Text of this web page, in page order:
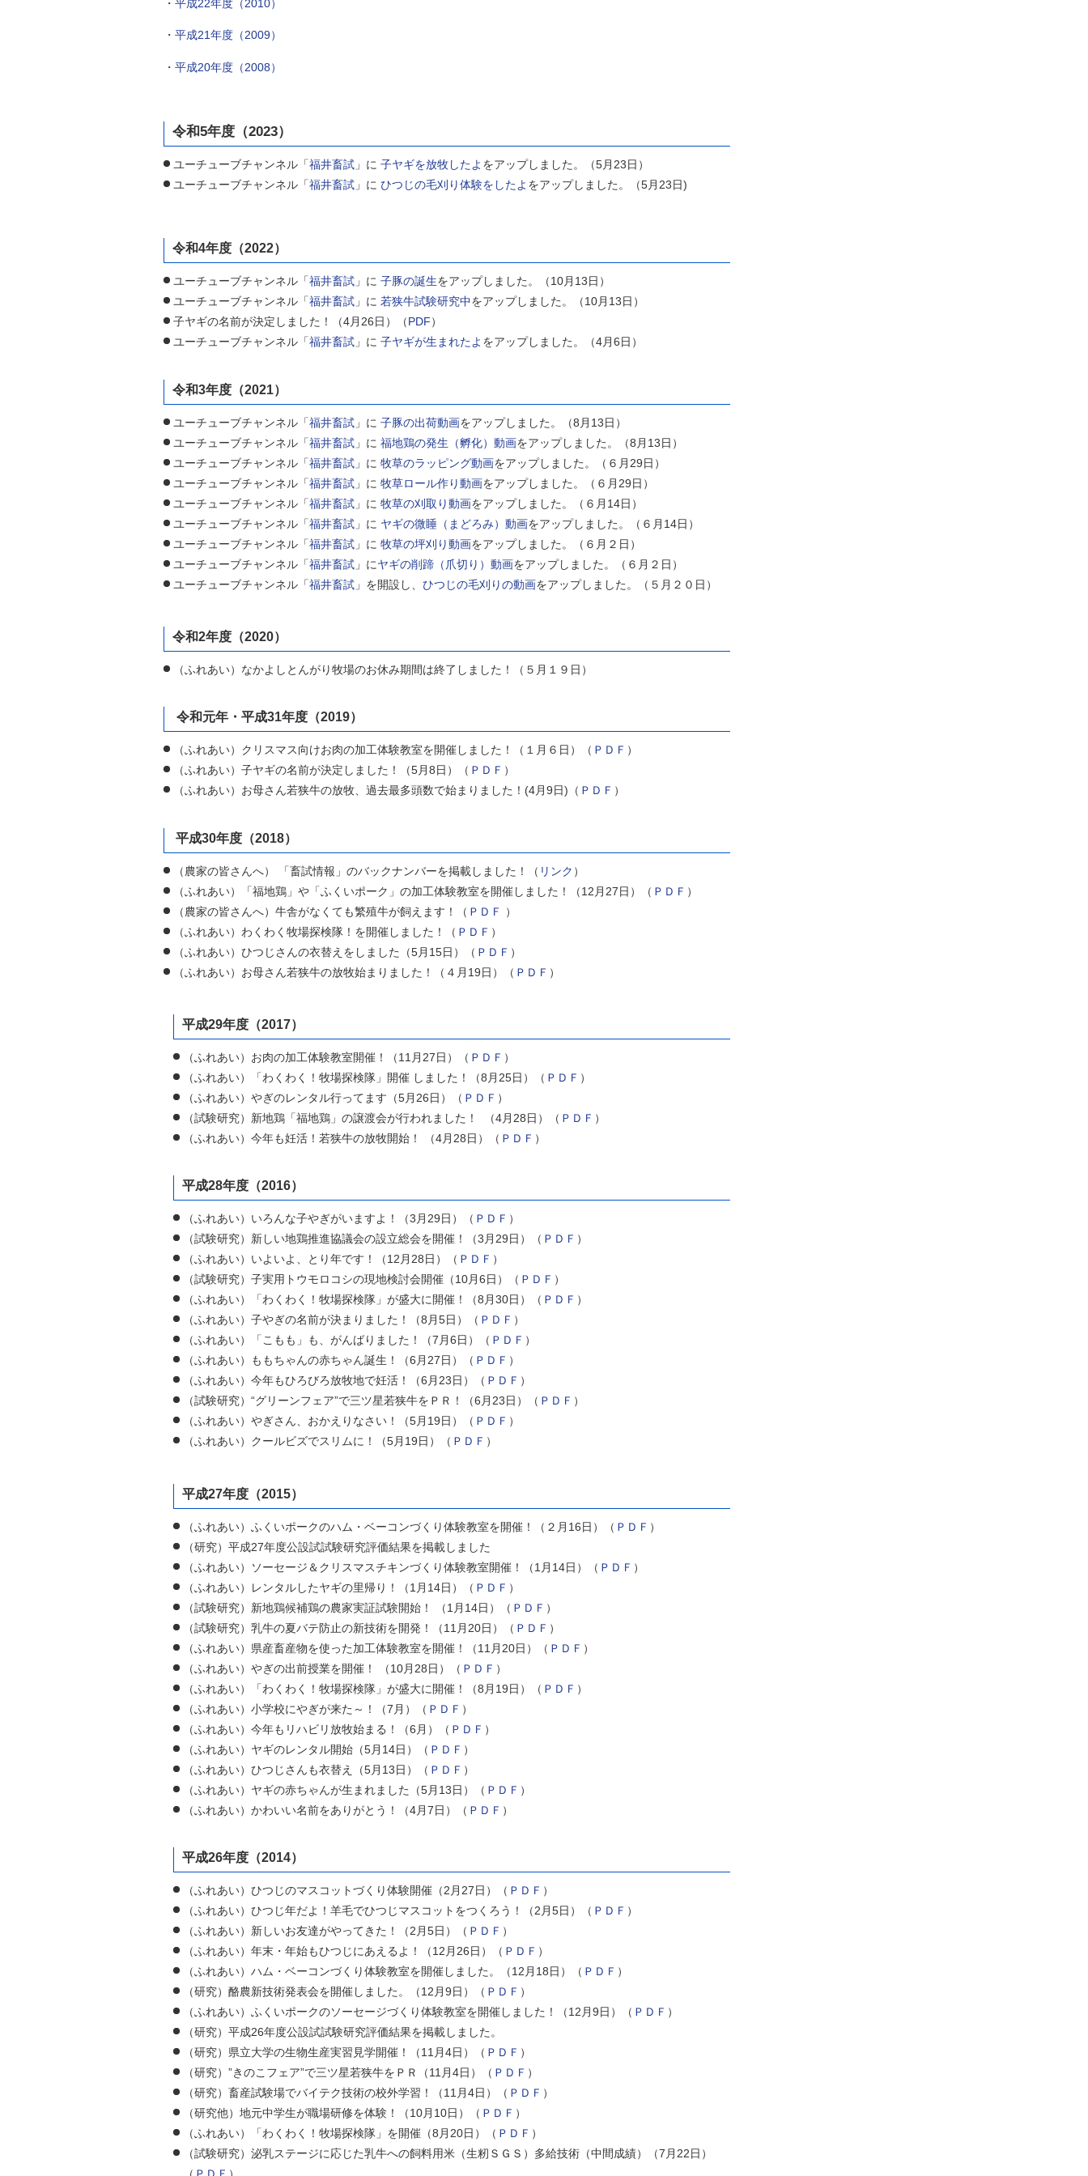
・ 平成22年度（2010）
・ 平成21年度（2009）
・ 平成20年度（2008）
令和5年度（2023）
ユーチューブチャンネル「福井畜試 」に 子ヤギを放牧したよ をアップしました。（5月23日）
ユーチューブチャンネル「福井畜試 」に ひつじの毛刈り体験をしたよ をアップしました。（5月23日)
令和4年度（2022）
ユーチューブチャンネル「福井畜試 」に 子豚の誕生をアップしました。（10月13日）
ユーチューブチャンネル「福井畜試 」に 若狭牛試験研究中をアップしました。（10月13日）
子ヤギの名前が決定しました！（4月26日）（PDF）
ユーチューブチャンネル「福井畜試 」に 子ヤギが生まれたよ をアップしました。（4月6日）
令和3年度（2021）
ユーチューブチャンネル「福井畜試 」に 子豚の出荷動画をアップしました。（8月13日）
ユーチューブチャンネル「福井畜試 」に 福地鶏の発生（孵化）動画をアップしました。（8月13日）
ユーチューブチャンネル「福井畜試 」に 牧草のラッピング動画をアップしました。（６月29日）
ユーチューブチャンネル「福井畜試 」に 牧草ロール作り動画をアップしました。（６月29日）
ユーチューブチャンネル「福井畜試 」に 牧草の刈取り動画をアップしました。（６月14日）
ユーチューブチャンネル「福井畜試 」に ヤギの微睡（まどろみ）動画をアップしました。（６月14日）
ユーチューブチャンネル「福井畜試 」に 牧草の坪刈り動画をアップしました。（６月２日）
ユーチューブチャンネル「福井畜試 」にヤギの削蹄（爪切り）動画をアップしました。（６月２日）
ユーチューブチャンネル「福井畜試 」を開設し、 ひつじの毛刈りの動画をアップしました。（５月２０日）
令和2年度（2020）
（ふれあい）なかよしとんがり牧場のお休み期間は終了しました！（５月１９日）
令和元年・平成31年度（2019）
（ふれあい）クリスマス向けお肉の加工体験教室を開催しました！（１月６日）（ ＰＤＦ ）
（ふれあい）子ヤギの名前が決定しました！（5月8日）（ ＰＤＦ ）
（ふれあい）お母さん若狭牛の放牧、過去最多頭数で始まりました！(4月9日)（ ＰＤＦ ）
平成30年度（2018）
（農家の皆さんへ） 「畜試情報」のバックナンバーを掲載しました！（ リンク ）
（ふれあい）「福地鶏」や「ふくいポーク」の加工体験教室を開催しました！（12月27日）（ ＰＤＦ ）
（農家の皆さんへ）牛舎がなくても繁殖牛が飼えます！（ ＰＤＦ
）
（ふれあい）わくわく牧場探検隊！を開催しました！（ ＰＤＦ ）
（ふれあい）ひつじさんの衣替えをしました（5月15日）（ ＰＤＦ ）
（ふれあい）お母さん若狭牛の放牧始まりました！（４月19日）（ ＰＤＦ ）
平成29年度（2017）
（ふれあい）お肉の加工体験教室開催！（11月27日）（ ＰＤＦ ）
（ふれあい）「わくわく！牧場探検隊」開催 しました！（8月25日）（ ＰＤＦ ）
（ふれあい）やぎのレンタル行ってます（5月26日）（ ＰＤＦ ）
（試験研究）新地鶏「福地鶏」の譲渡会が行われました！ （4月28日）（ ＰＤＦ ）
（ふれあい）今年も妊活！若狭牛の放牧開始！ （4月28日）（ ＰＤＦ ）
平成28年度（2016）
（ふれあい）いろんな子やぎがいますよ！（3月29日）（ ＰＤＦ ）
（試験研究）新しい地鶏推進協議会の設立総会を開催！（3月29日）（ ＰＤＦ ）
（ふれあい）いよいよ、とり年です！（12月28日）（ ＰＤＦ ）
（試験研究）子実用トウモロコシの現地検討会開催（10月6日）（ ＰＤＦ ）
（ふれあい）「わくわく！牧場探検隊」が盛大に開催！（8月30日）（ ＰＤＦ ）
（ふれあい）子やぎの名前が決まりました！（8月5日）（ ＰＤＦ ）
（ふれあい）「こもも」も、がんばりました！（7月6日）（ ＰＤＦ ）
（ふれあい）ももちゃんの赤ちゃん誕生！（6月27日）（ ＰＤＦ ）
（ふれあい）今年もひろびろ放牧地で妊活！（6月23日）（ ＰＤＦ ）
（試験研究）“グリーンフェア”で三ツ星若狭牛をＰＲ！（6月23日）（ ＰＤＦ ）
（ふれあい）やぎさん、おかえりなさい！（5月19日）（ ＰＤＦ ）
（ふれあい）クールビズでスリムに！（5月19日）（ ＰＤＦ ）
平成27年度（2015）
（ふれあい）ふくいポークのハム・ベーコンづくり体験教室を開催！（２月16日）（ ＰＤＦ ）
（研究）平成27年度公設試試験研究評価結果を掲載しました
（ふれあい）ソーセージ＆クリスマスチキンづくり体験教室開催！（1月14日）（ ＰＤＦ ）
（ふれあい）レンタルしたヤギの里帰り！（1月14日）（ ＰＤＦ ）
（試験研究）新地鶏候補鶏の農家実証試験開始！ （1月14日）（ ＰＤＦ ）
（試験研究）乳牛の夏バテ防止の新技術を開発！（11月20日）（ ＰＤＦ ）
（ふれあい）県産畜産物を使った加工体験教室を開催！（11月20日）（ ＰＤＦ ）
（ふれあい）やぎの出前授業を開催！ （10月28日）（ ＰＤＦ ）
（ふれあい）「わくわく！牧場探検隊」が盛大に開催！（8月19日）（ ＰＤＦ ）
（ふれあい）小学校にやぎが来た～！（7月）（ ＰＤＦ ）
（ふれあい）今年もリハビリ放牧始まる！（6月）（ ＰＤＦ ）
（ふれあい）ヤギのレンタル開始（5月14日）（ ＰＤＦ ）
（ふれあい）ひつじさんも衣替え（5月13日）（ ＰＤＦ ）
（ふれあい）ヤギの赤ちゃんが生まれました（5月13日）（ ＰＤＦ ）
（ふれあい）かわいい名前をありがとう！（4月7日）（ ＰＤＦ ）
平成26年度（2014）
（ふれあい）ひつじのマスコットづくり体験開催（2月27日）（ ＰＤＦ ）
（ふれあい）ひつじ年だよ！羊毛でひつじマスコットをつくろう！（2月5日）（ ＰＤＦ ）
（ふれあい）新しいお友達がやってきた！（2月5日）（ ＰＤＦ ）
（ふれあい）年末・年始もひつじにあえるよ！（12月26日）（ ＰＤＦ ）
（ふれあい）ハム・ベーコンづくり体験教室を開催しました。（12月18日）（ ＰＤＦ ）
（研究）酪農新技術発表会を開催しました。（12月9日）（ ＰＤＦ ）
（ふれあい）ふくいポークのソーセージづくり体験教室を開催しました！（12月9日）（ ＰＤＦ ）
（研究）平成26年度公設試試験研究評価結果を掲載しました。
（研究）県立大学の生物生産実習見学開催！（11月4日）（ ＰＤＦ ）
（研究）”きのこフェア”で三ツ星若狭牛をＰＲ（11月4日）（ ＰＤＦ ）
（研究）畜産試験場でバイテク技術の校外学習！（11月4日）（ ＰＤＦ ）
（研究他）地元中学生が職場研修を体験！（10月10日）（ ＰＤＦ ）
（ふれあい）「わくわく！牧場探検隊」を開催（8月20日）（ ＰＤＦ ）
（試験研究）泌乳ステージに応じた乳牛への飼料用米（生籾ＳＧＳ）多給技術（中間成績）（7月22日）